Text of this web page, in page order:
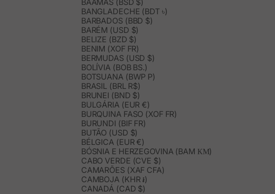
BAAMAS (BSD $)
BANGLADECHE (BDT ৳)
BARBADOS (BBD $)
BARÉM (USD $)
BELIZE (BZD $)
BENIM (XOF FR)
BERMUDAS (USD $)
BOLÍVIA (BOB BS.)
BOTSUANA (BWP P)
BRASIL (BRL R$)
BRUNEI (BND $)
BULGÁRIA (EUR €)
BURQUINA FASO (XOF FR)
BURUNDI (BIF FR)
BUTÃO (USD $)
BÉLGICA (EUR €)
BÓSNIA E HERZEGOVINA (BAM КМ)
CABO VERDE (CVE $)
CAMARÕES (XAF CFA)
CAMBOJA (KHR ៛)
CANADÁ (CAD $)